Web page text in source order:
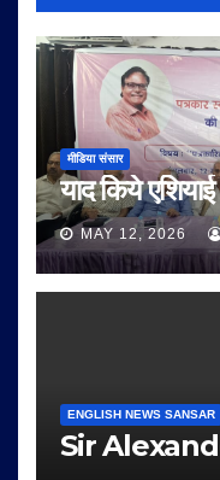
मीडिया संसार
याद किये
MAY 12, 2026
ENGLISH NEWS SANSAR
Sir